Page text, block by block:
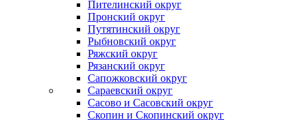
Пителинский округ
Пронский округ
Путятинский округ
Рыбновский округ
Ряжский округ
Рязанский округ
Сапожковский округ
Сараевский округ
Сасово и Сасовский округ
Скопин и Скопинский округ